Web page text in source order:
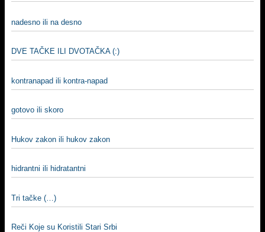
nadesno ili na desno
DVE TAČKE ILI DVOTAČKA (:)
kontranapad ili kontra-napad
gotovo ili skoro
Hukov zakon ili hukov zakon
hidrantni ili hidratantni
Tri tačke (…)
Reči Koje su Koristili Stari Srbi